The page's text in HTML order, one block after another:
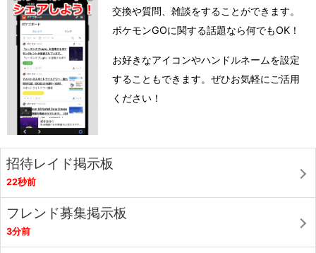
交換や質問、雑談をすることができます。
ポケモンGOに関する話題なら何でもOK！
お好きなアイコンやハンドルネームを設定
することもできます。ぜひお気軽にご活用
ください！
招待レイド掲示板
22秒前
フレンド募集掲示板
3分前